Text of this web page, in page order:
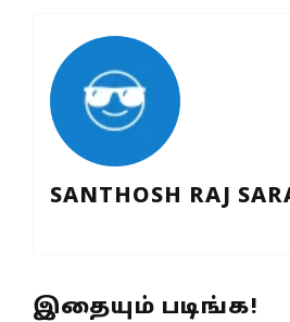
SANTHOSH RAJ
இதையும் படிங்க!